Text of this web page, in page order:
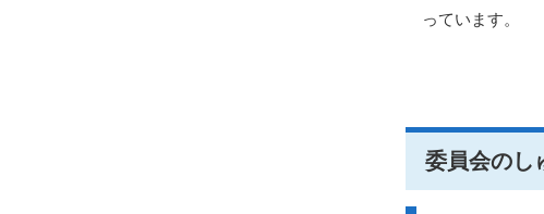
っています。
委員会のし